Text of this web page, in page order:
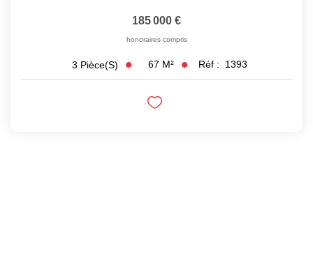
185 000 €
honoraires compris
3 Pièce(s) 67 M² Réf : 1393